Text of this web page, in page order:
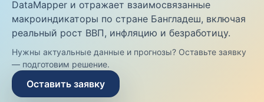
DataMapper и отражает взаимосвязанные
макроиндикаторы по стране Бангладеш, включая
реальный рост ВВП, инфляцию и безработицу.
Нужны актуальные данные и прогнозы? Оставьте заявку
— подготовим решение.
Оставить заявку